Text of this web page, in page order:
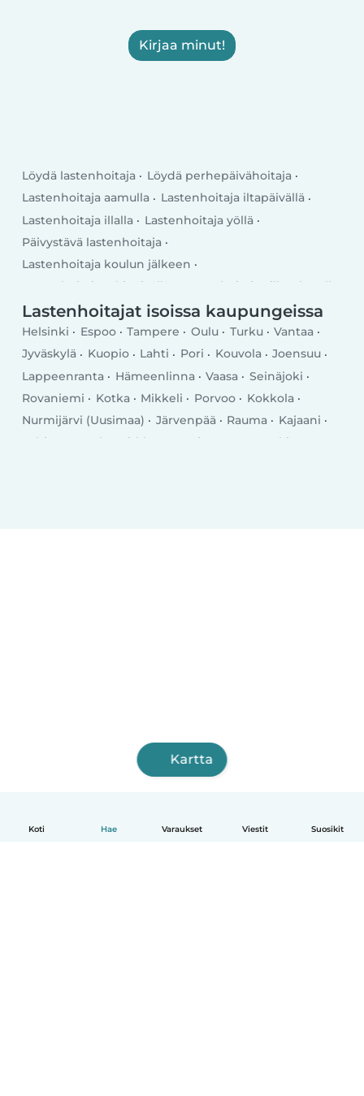
Koti Hae Varaukset Viestit Suosikit
Kirjaa minut!
Löydä lastenhoitaja
Löydä perhepäivähoitaja
Lastenhoitaja aamulla
Lastenhoitaja iltapäivällä
Lastenhoitaja illalla
Lastenhoitaja yöllä
Päivystävä lastenhoitaja
Lastenhoitaja koulun jälkeen
Lastenhoitaja arkipäivällä
Lastenhoitaja viikonlopulla
Lastenhoitajat isoissa kaupungeissa
Helsinki Espoo Tampere Oulu Turku
Vantaa
Jyväskylä
Kuopio Lahti Pori Kouvola
Joensuu
Lappeenranta
Hämeenlinna Vaasa
Seinäjoki
Rovaniemi
Kotka Mikkeli Porvoo
Kokkola
Nurmijärvi (Uusimaa)
Järvenpää Rauma
Kajaani
Lohja
Tuusula Kirkkonummi
Nokia
Kartta